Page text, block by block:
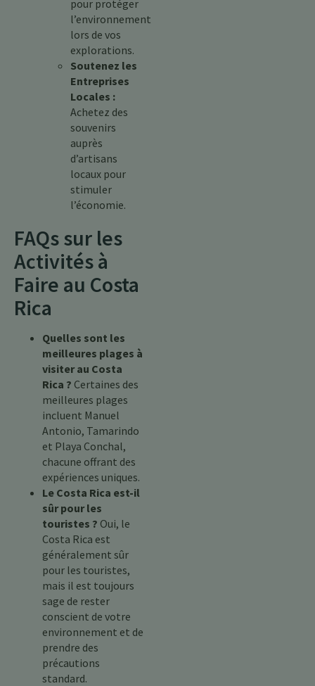
pour protéger
l’environnement
lors de vos
explorations.
Soutenez les
Entreprises
Locales :
Achetez des
souvenirs
auprès
d’artisans
locaux pour
stimuler
l’économie.
FAQs sur les
Activités à
Faire au Costa
Rica
Quelles sont les
meilleures plages à
visiter au Costa
Rica ? Certaines des
meilleures plages
incluent Manuel
Antonio, Tamarindo
et Playa Conchal,
chacune offrant des
expériences uniques.
Le Costa Rica est-il
sûr pour les
touristes ? Oui, le
Costa Rica est
généralement sûr
pour les touristes,
mais il est toujours
sage de rester
conscient de votre
environnement et de
prendre des
précautions
standard.